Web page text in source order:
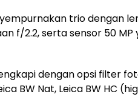
trio dengan
f/2.2, serta sensor 50
dengan opsi filter
BW Nat, Leica BW HC